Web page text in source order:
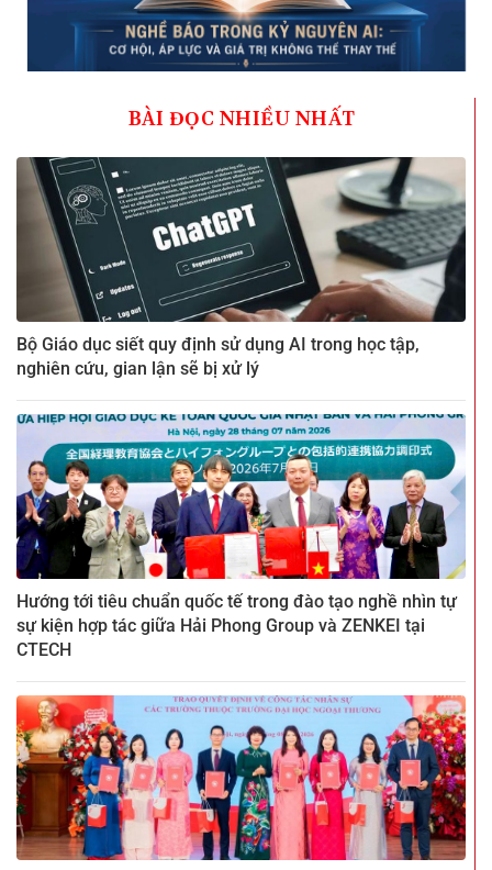
BÀI ĐỌC NHIỀU NHẤT
Bộ Giáo dục siết quy định sử dụng AI trong học tập,
nghiên cứu, gian lận sẽ bị xử lý
Hướng tới tiêu chuẩn quốc tế trong đào tạo nghề nhìn tự
sự kiện hợp tác giữa Hải Phong Group và ZENKEI tại
CTECH